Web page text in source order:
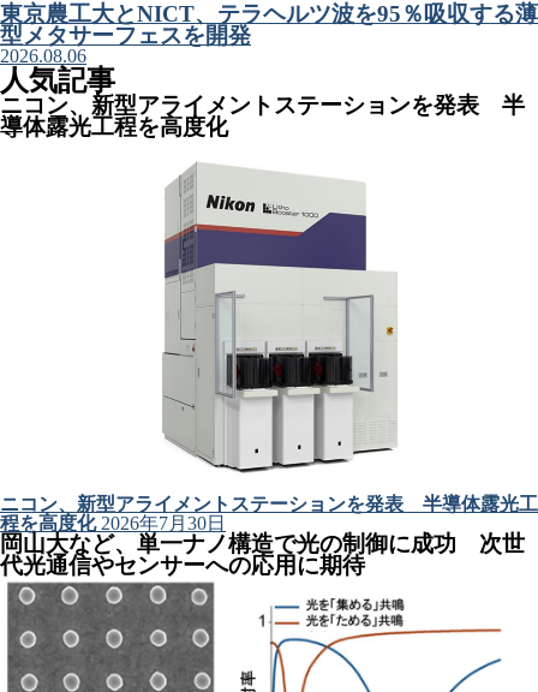
東京農工大とNICT、テラヘルツ波を95％吸収する薄
型メタサーフェスを開発
2026.08.06
人気記事
ニコン、新型アライメントステーションを発表 半
導体露光工程を高度化
ニコン、新型アライメントステーションを発表 半導体露光工
程を高度化 2026年7月30日
岡山大など、単一ナノ構造で光の制御に成功 次世
代光通信やセンサーへの応用に期待